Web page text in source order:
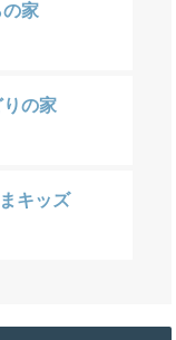
の家
の家
キッズ